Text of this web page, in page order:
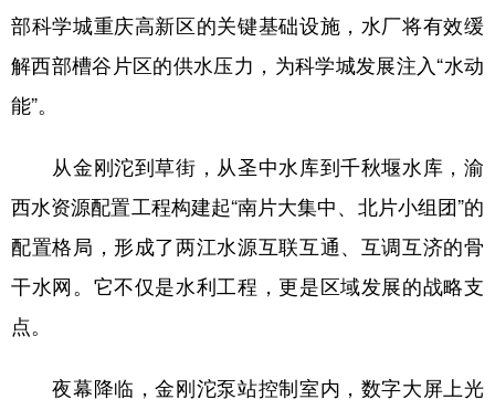
部科学城重庆高新区的关键基础设施，水厂将有效缓
解西部槽谷片区的供水压力，为科学城发展注入“水动
能”。
从金刚沱到草街，从圣中水库到千秋堰水库，渝
西水资源配置工程构建起“南片大集中、北片小组团”的
配置格局，形成了两江水源互联互通、互调互济的骨
干水网。它不仅是水利工程，更是区域发展的战略支
点。
夜幕降临，金刚沱泵站控制室内，数字大屏上光